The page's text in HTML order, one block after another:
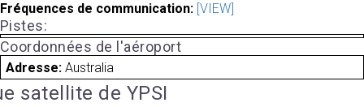
Fréquences de communication: [VIEW]
Pistes:
Coordonnées de l'aéroport
Adresse: Australia
satellite de YPSI